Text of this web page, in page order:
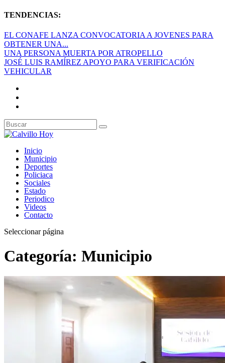
TENDENCIAS:
EL CONAFE LANZA CONVOCATORIA A JOVENES PARA
OBTENER UNA...
UNA PERSONA MUERTA POR ATROPELLO
JOSÉ LUIS RAMÍREZ APOYO PARA VERIFICACIÓN
VEHICULAR
Inicio
Municipio
Deportes
Policiaca
Sociales
Estado
Periodico
Videos
Contacto
Seleccionar página
Categoría: Municipio